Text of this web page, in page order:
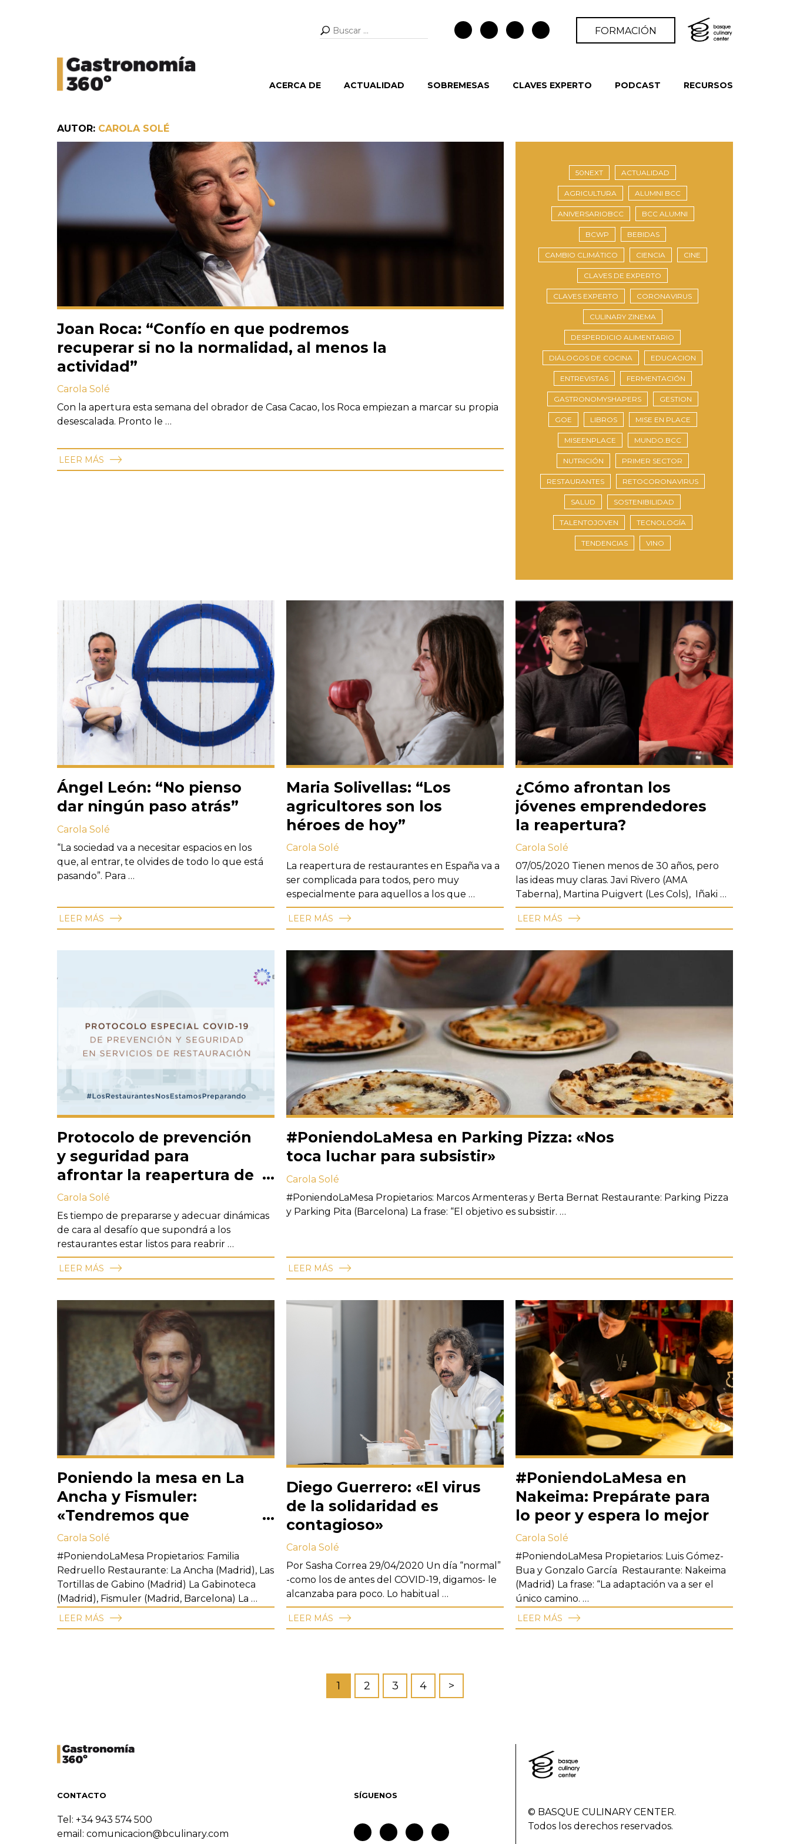
Buscar: FORMACIÓN
ACERCA DE ACTUALIDAD SOBREMESAS CLAVES EXPERTO PODCAST RECURSOS
AUTOR: CAROLA SOLÉ
Joan Roca: “Confío en que podremos
recuperar si no la normalidad, al menos la
actividad”
Carola Solé
Con la apertura esta semana del obrador de Casa Cacao, los Roca empiezan a marcar su propia
desescalada. Pronto le …
LEER MÁS
Ángel León: “No pienso
dar ningún paso atrás”
Carola Solé
“La sociedad va a necesitar espacios en los
que, al entrar, te olvides de todo lo que está
pasando”. Para …
LEER MÁS
Maria Solivellas: “Los
agricultores son los
héroes de hoy”
Carola Solé
La reapertura de restaurantes en España va a
ser complicada para todos, pero muy
especialmente para aquellos a los que …
LEER MÁS
¿Cómo afrontan los
jóvenes emprendedores
la reapertura?
Carola Solé
07/05/2020 Tienen menos de 30 años, pero
las ideas muy claras. Javi Rivero (AMA
Taberna), Martina Puigvert (Les Cols), Iñaki …
LEER MÁS
Protocolo de prevención
y seguridad para
afrontar la reapertura de
restaurantes
Carola Solé
Es tiempo de prepararse y adecuar dinámicas
de cara al desafío que supondrá a los
restaurantes estar listos para reabrir …
LEER MÁS
#PoniendoLaMesa en Parking Pizza: «Nos
toca luchar para subsistir»
Carola Solé
#PoniendoLaMesa Propietarios: Marcos Armenteras y Berta Bernat Restaurante: Parking Pizza
y Parking Pita (Barcelona) La frase: “El objetivo es subsistir. …
LEER MÁS
Poniendo la mesa en La
Ancha y Fismuler:
«Tendremos que
remangarnos como
nuestros padres»
Carola Solé
#PoniendoLaMesa Propietarios: Familia
Redruello Restaurante: La Ancha (Madrid), Las
Tortillas de Gabino (Madrid) La Gabinoteca
(Madrid), Fismuler (Madrid, Barcelona) La …
LEER MÁS
Diego Guerrero: «El virus
de la solidaridad es
contagioso»
Carola Solé
Por Sasha Correa 29/04/2020 Un día “normal”
-como los de antes del COVID-19, digamos- le
alcanzaba para poco. Lo habitual …
LEER MÁS
#PoniendoLaMesa en
Nakeima: Prepárate para
lo peor y espera lo mejor
Carola Solé
#PoniendoLaMesa Propietarios: Luis Gómez-
Bua y Gonzalo García Restaurante: Nakeima
(Madrid) La frase: “La adaptación va a ser el
único camino. …
LEER MÁS
50NEXT ACTUALIDAD
AGRICULTURA ALUMNI BCC
ANIVERSARIOBCC BCC ALUMNI
BCWP BEBIDAS
CAMBIO CLIMÁTICO CIENCIA CINE
CLAVES DE EXPERTO
CLAVES EXPERTO CORONAVIRUS
CULINARY ZINEMA
DESPERDICIO ALIMENTARIO
DIÁLOGOS DE COCINA EDUCACION
ENTREVISTAS FERMENTACIÓN
GASTRONOMYSHAPERS GESTION
GOE LIBROS MISE EN PLACE
MISEENPLACE MUNDO.BCC
NUTRICIÓN PRIMER SECTOR
RESTAURANTES RETOCORONAVIRUS
SALUD SOSTENIBILIDAD
TALENTOJOVEN TECNOLOGÍA
TENDENCIAS VINO
1 2 3 4 >
CONTACTO
Tel: +34 943 574 500
email: comunicacion@bculinary.com
SÍGUENOS
© BASQUE CULINARY CENTER.
Todos los derechos reservados.